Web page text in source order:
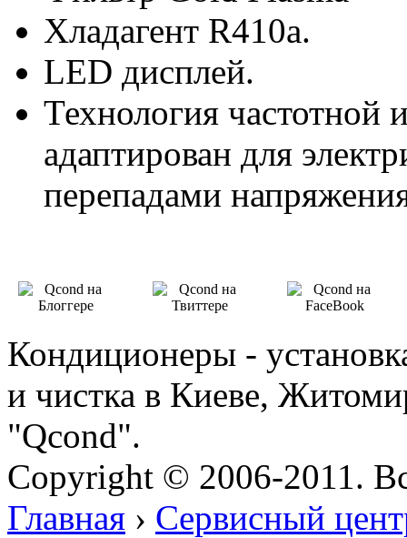
Хладагент R410a.
LED дисплей.
Технология частотной
адаптирован для
перепадами
Кондиционеры -
и чистка в Киеве,
"Qcond".
Copyright © 2006-2011.
Главная › Cервисный